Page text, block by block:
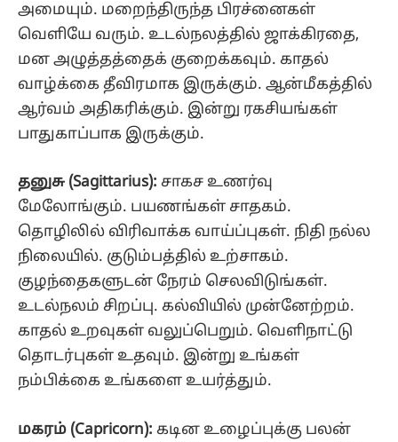
அமையும். மறைந்திருந்த பிரச்னைகள்
வெளியே வரும். உடல்நலத்தில் ஜாக்கிரதை,
மன அழுத்தத்தைக் குறைக்கவும். காதல்
வாழ்க்கை தீவிரமாக இருக்கும். ஆன்மீகத்தில்
ஆர்வம் அதிகரிக்கும். இன்று ரகசியங்கள்
பாதுகாப்பாக இருக்கும்.
தனுசு (Sagittarius): சாகச உணர்வு
மேலோங்கும். பயணங்கள் சாதகம்.
தொழிலில் விரிவாக்க வாய்ப்புகள். நிதி நல்ல
நிலையில். குடும்பத்தில் உற்சாகம்.
குழந்தைகளுடன் நேரம் செலவிடுங்கள்.
உடல்நலம் சிறப்பு. கல்வியில் முன்னேற்றம்.
காதல் உறவுகள் வலுப்பெறும். வெளிநாட்டு
தொடர்புகள் உதவும். இன்று உங்கள்
நம்பிக்கை உங்களை உயர்த்தும்.
மகரம் (Capricorn): கடின உழைப்புக்கு பலன்